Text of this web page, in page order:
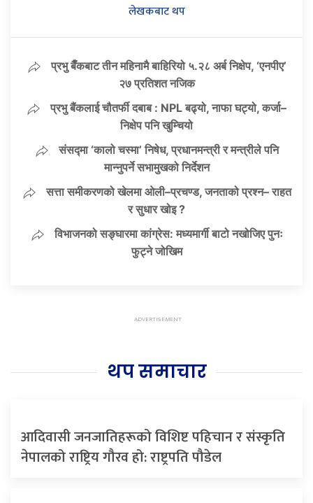
लेखकबाट थप
प्रभु बैँकबाट तीन महिनामै बाहिरियो ५.२८ अर्ब निक्षेप, ‘एनपीए’
२७ प्रतिशत नजिक
प्रभु बैंकलाई चौतर्फी दबाब : NPL बढ्यो, नाफा घट्यो, कर्जा–
निक्षेप पनि खुम्चियो
संसद्मा ‘कालो चस्मा’ निषेध, प्रधानमन्त्री र मन्त्रीले पनि
मान्नुपर्ने सभामुखको निर्देशन
सत्ता समीकरणको खेलमा ओली–प्रचण्ड, जनताको प्रश्न– राहत
र सुधार खोइ ?
विभाजनको सङ्घारमा कांग्रेस: मध्यमार्गी बाटो नखोजिए पुनः
फुट्ने जोखिम
थप समाचार
आदिवासी जनजातिहरूको विशिष्ट पहिचान र संस्कृति
नेपालको राष्ट्रिय गौरव हो: राष्ट्रपति पौडेल